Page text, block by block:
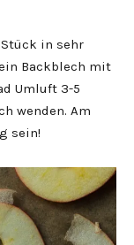
in sehr
Backblech mit
Umluft 3-5
wenden. Am
sein!